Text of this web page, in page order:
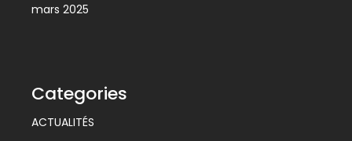
mars 2025
Categories
ACTUALITÉS